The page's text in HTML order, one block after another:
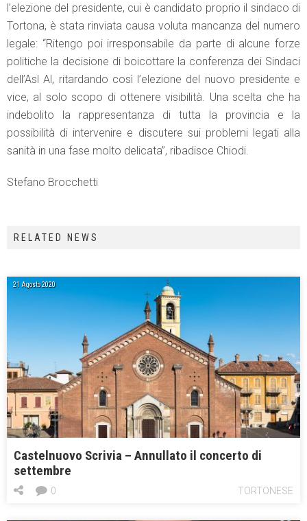
l’elezione del presidente, cui è candidato proprio il sindaco di
Tortona, è stata rinviata causa voluta mancanza del numero
legale: “Ritengo poi irresponsabile da parte di alcune forze
politiche la decisione di boicottare la conferenza dei Sindaci
dell’Asl Al, ritardando così l’elezione del nuovo presidente e
vice, al solo scopo di ottenere visibilità. Una scelta che ha
indebolito la rappresentanza di tutta la provincia e la
possibilità di intervenire e discutere sui problemi legati alla
sanità in una fase molto delicata”, ribadisce Chiodi.
Stefano Brocchetti
RELATED NEWS
21 Agosto 2020
Castelnuovo Scrivia – Annullato il concerto di
settembre
TORTONESE
0